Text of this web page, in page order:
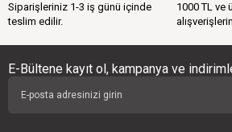
Siparişleriniz 1-3 iş günü içinde
teslim edilir.
1000 TL ve
E-Bültene kayıt ol, kampanya ve